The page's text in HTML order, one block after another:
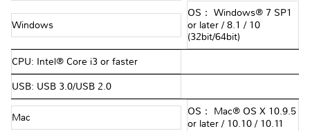
Windows
OS： Windows® 7 SP1
or later / 8.1 / 10
(32bit/64bit)
CPU: Intel® Core i3 or faster
USB: USB 3.0/USB 2.0
Mac
OS： Mac® OS X 10.9.5
or later / 10.10 / 10.11